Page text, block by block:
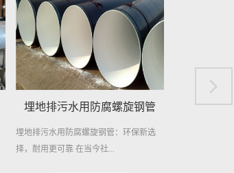
螺旋钢管
：环保新选
埋地给水用防腐螺旋钢管
埋地给水用防腐螺旋钢管，作为一种高效
且耐用的管道材料，近年来在各...